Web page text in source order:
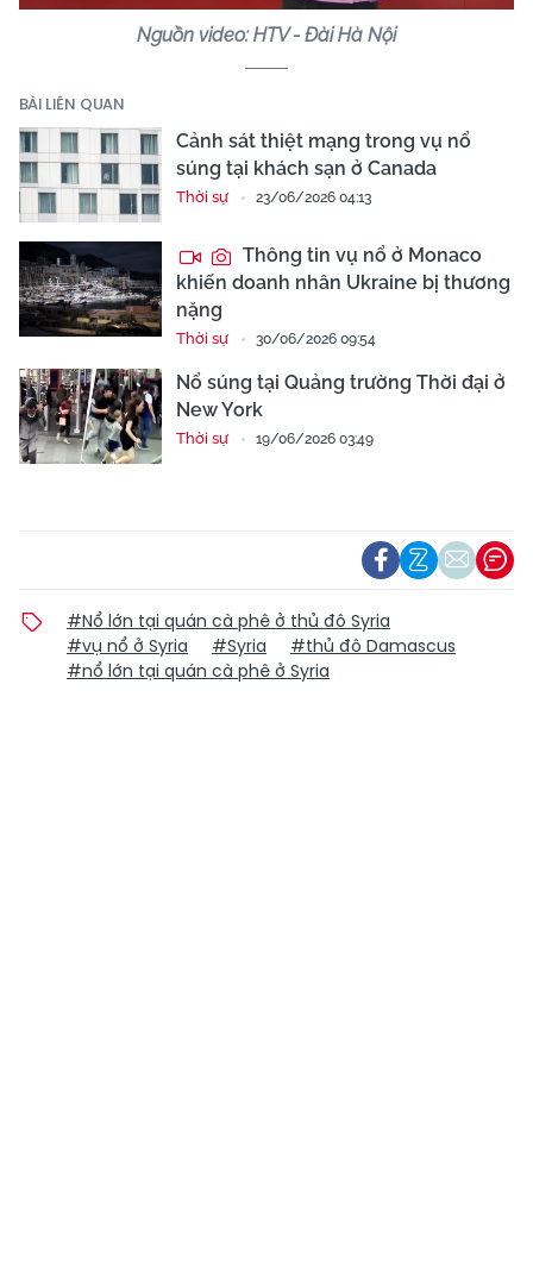
Nguồn video: HTV - Đài Hà Nội
BÀI LIÊN QUAN
Cảnh sát thiệt mạng trong vụ nổ
súng tại khách sạn ở Canada
Thời sự 23/06/2026 04:13
Thông tin vụ nổ ở Monaco
khiến doanh nhân Ukraine bị thương
nặng
Thời sự 30/06/2026 09:54
Nổ súng tại Quảng trường Thời đại ở
New York
Thời sự 19/06/2026 03:49
#Nổ lớn tại quán cà phê ở thủ đô Syria
#vụ nổ ở Syria
#Syria
#thủ đô Damascus
#nổ lớn tại quán cà phê ở Syria